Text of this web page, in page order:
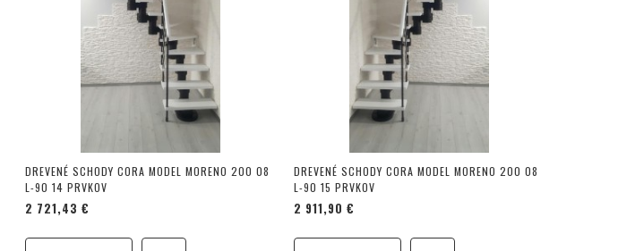
DREVENÉ SCHODY CORA MODEL MORENO 200 08
L-90 14 PRVKOV
2 721,43 €
DREVENÉ SCHODY CORA MODEL MORENO 200 08
L-90 15 PRVKOV
2 911,90 €